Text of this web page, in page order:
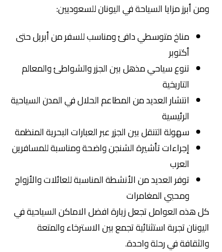
ومن أبرز مزايا السياحة في اليونان للسعوديين:
مناخ متوسطي دافئ ومناسب للسفر من أبريل حتى
أكتوبر
تنوع سياحي مذهل بين الجزر والشواطئ والمعالم
التاريخية
انتشار العديد من المطاعم الحلال في المدن السياحية
الرئيسية
سهولة التنقل بين الجزر عبر العبارات البحرية المنظمة
إجراءات تأشيرة الشنجن واضحة ومناسبة للمسافرين
العرب
توفر العديد من الأنشطة المناسبة للعائلات والأزواج
ومحبي المغامرات
كل هذه العوامل تجعل زيارة افضل الاماكن السياحية في
اليونان تجربة استثنائية تجمع بين الاسترخاء والمتعة
والثقافة في رحلة واحدة.